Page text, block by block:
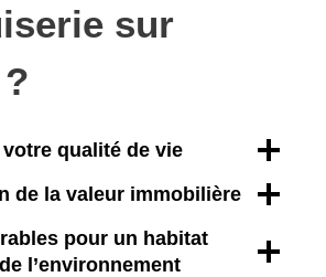
sur
qualité de vie
de la valeur immobilière
pour un habitat
l’environnement